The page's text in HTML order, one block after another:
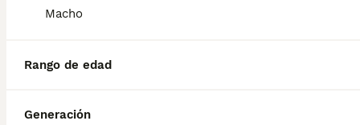
Macho
Rango de edad
Generación
Madrid,Madrid (43.4km)